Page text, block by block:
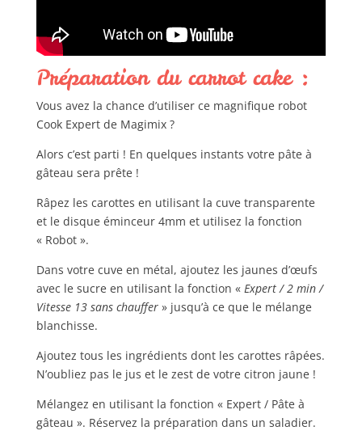
Préparation du carrot cake :
Vous avez la chance d’utiliser ce magnifique robot
Cook Expert de Magimix ?
Alors c’est parti ! En quelques instants votre pâte à
gâteau sera prête !
Râpez les carottes en utilisant la cuve transparente
et le disque éminceur 4mm et utilisez la fonction
« Robot ».
Dans votre cuve en métal, ajoutez les jaunes d’œufs
avec le sucre en utilisant la fonction « Expert / 2 min /
Vitesse 13 sans chauffer» jusqu’à ce que le mélange
blanchisse.
Ajoutez tous les ingrédients dont les carottes râpées.
N’oubliez pas le jus et le zest de votre citron jaune !
Mélangez en utilisant la fonction « Expert / Pâte à
gâteau ». Réservez la préparation dans un saladier.